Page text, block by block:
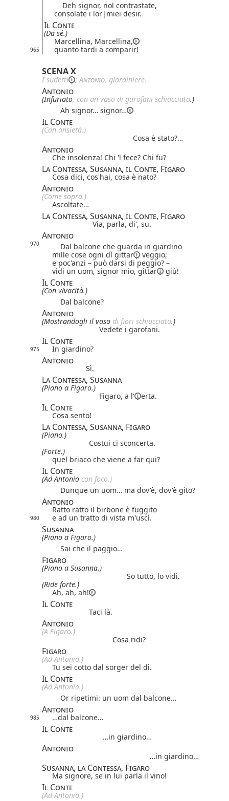
Deh signor, nol contrastate,
consolate i lor| miei desir.
Il Conte
(Da sé.)
Marcellina, Marcellina,
965 quanto tardi a comparir!
SCENA X
I sudetti ;Antonio, giardiniere.
Antonio
(Infuriato, con un vaso di garofani schiacciato.)
Ah signor… signor…
Il Conte
(Con ansietà.)
Cosa è stato?…
Antonio
Che insolenza! Chi 'l fece? Chi fu?
La Contessa, Susanna, il Conte, Figaro
Cosa dici, cos'hai, cosa è nato?
Antonio
(Come sopra.)
Ascoltate…
La Contessa, Susanna, il Conte, Figaro
Via, parla, di', su.
Antonio
970
Dal balcone che guarda in giardino
mille cose ogni dì gittar
veggio;
e poc'anzi – può darsi di peggio? –
vidi un uom, signor mio, gittar giù!
Il Conte
(Con vivacità.)
Dal balcone?
Antonio
(Mostrandogli il vaso di fiori schiacciato.)
Vedete i garofani.
Il Conte
975 In giardino?
Antonio
Sì.
La Contessa, Susanna
(Piano a Figaro.)
Figaro, a l' erta.
Il Conte
Cosa sento!
La Contessa, Susanna, Figaro
(Piano.)
Costui ci sconcerta.
(Forte.)
quel briaco che viene a far qui?
Il Conte
(Ad Antonio con foco.)
Dunque un uom… ma dov'è, dov'è gito?
Antonio
Ratto ratto il birbone è fuggito
980 e ad un tratto di vista m'uscì.
Susanna
(Piano a Figaro.)
Sai che il paggio…
Figaro
(Piano a Susanna.)
So tutto, lo vidi.
(Ride forte.)
Ah, ah, ah!
Il Conte
Taci là.
Antonio
(A Figaro.)
Cosa ridi?
Figaro
(Ad Antonio.)
Tu sei cotto dal sorger del dì.
Il Conte
(Ad Antonio.)
Or ripetimi: un uom dal balcone…
Antonio
985 …dal balcone…
Il Conte
…in giardino…
Antonio
…in giardino…
Susanna, la Contessa, Figaro
Ma signore, se in lui parla il vino!
Il Conte
(Ad Antonio.)